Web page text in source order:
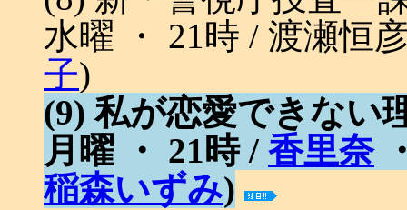
水曜 ・ 21時 / 渡瀬恒
子)
(9) 私が恋愛できな
月曜 ・ 21時 / 香里奈
稲森いずみ)